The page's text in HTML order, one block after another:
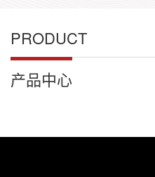
PRODUCT
产品中心